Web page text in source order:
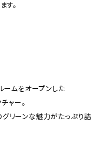
す。
ームをオープンした
ャー。
リーンな魅力がたっぷり詰